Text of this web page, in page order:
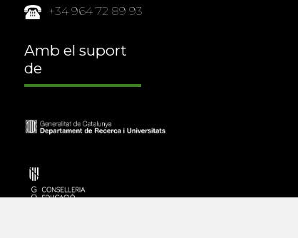
+34 964 72 89 93
Amb el suport
de